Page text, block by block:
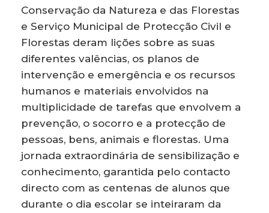
Conservação da Natureza e das Florestas
e Serviço Municipal de Protecção Civil e
Florestas deram lições sobre as suas
diferentes valências, os planos de
intervenção e emergência e os recursos
humanos e materiais envolvidos na
multiplicidade de tarefas que envolvem a
prevenção, o socorro e a protecção de
pessoas, bens, animais e florestas. Uma
jornada extraordinária de sensibilização e
conhecimento, garantida pelo contacto
directo com as centenas de alunos que
durante o dia escolar se inteiraram da